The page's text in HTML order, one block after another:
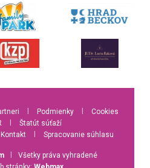
Podmienky
Cookies
Štatút súťaží
Kontakt Spracovanie súhlasu
Všetky práva vyhradené